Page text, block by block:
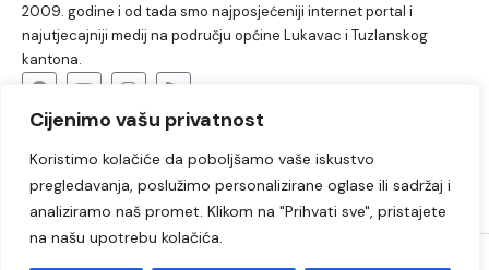
Cijenimo vašu privatnost
Koristimo kolačiće da poboljšamo vaše iskustvo
pregledavanja, poslužimo personalizirane oglase ili sadržaj i
analiziramo naš promet. Klikom na "Prihvati sve", pristajete
na našu upotrebu kolačića.
2009. godine i od tada smo najposjećeniji internet portal i
najutjecajniji medij na području općine Lukavac i Tuzlanskog
kantona.
Lukavac Društvo Crna hronika
Sport
Kultura
Kolumne Slobodno vrijeme